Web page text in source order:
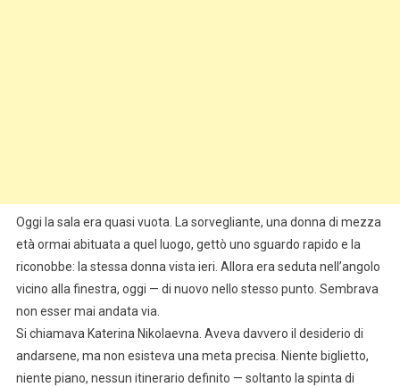
Oggi la sala era quasi vuota. La sorvegliante, una donna di mezza
età ormai abituata a quel luogo, gettò uno sguardo rapido e la
riconobbe: la stessa donna vista ieri. Allora era seduta nell’angolo
vicino alla finestra, oggi — di nuovo nello stesso punto. Sembrava
non esser mai andata via.
Si chiamava Katerina Nikolaevna. Aveva davvero il desiderio di
andarsene, ma non esisteva una meta precisa. Niente biglietto,
niente piano, nessun itinerario definito — soltanto la spinta di